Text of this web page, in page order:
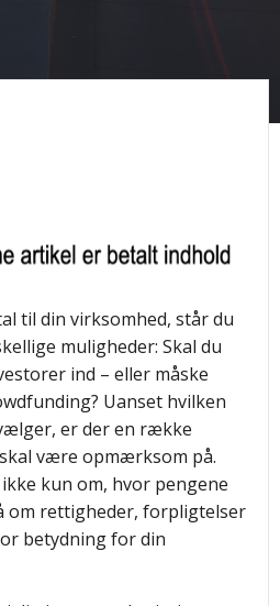
til din virksomhed, står du
muligheder: Skal du
ind – eller måske
Uanset hvilken
er der en række
være opmærksom på.
kun om, hvor pengene
om rettigheder, forpligtelser
betydning for din